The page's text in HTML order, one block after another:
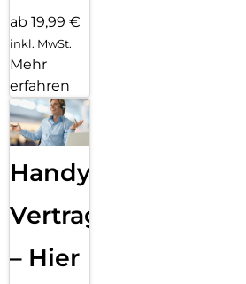
ab 19,99 €
inkl. MwSt.
Mehr
erfahren
Handy
Vertragsabwicklung
– Hier